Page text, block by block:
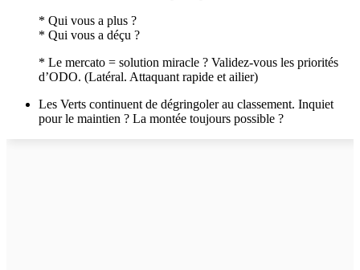
* Qui vous a plus ?
* Qui vous a déçu ?
* Le mercato = solution miracle ? Validez-vous les priorités
d’ODO. (Latéral. Attaquant rapide et ailier)
Les Verts continuent de dégringoler au classement. Inquiet
pour le maintien ? La montée toujours possible ?